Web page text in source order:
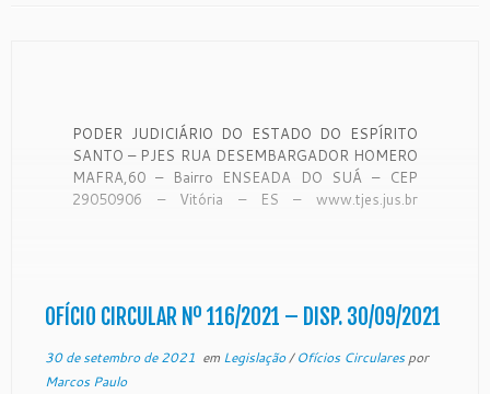
PODER JUDICIÁRIO DO ESTADO DO ESPÍRITO
SANTO – PJES RUA DESEMBARGADOR HOMERO
MAFRA,60 – Bairro ENSEADA DO SUÁ – CEP
29050906 – Vitória – ES – www.tjes.jus.br
OFÍCIO CIRCULAR Nº 116/2021 – DISP. 30/09/2021
30 de setembro de 2021 em Legislação/Ofícios Circularespor
Marcos Paulo